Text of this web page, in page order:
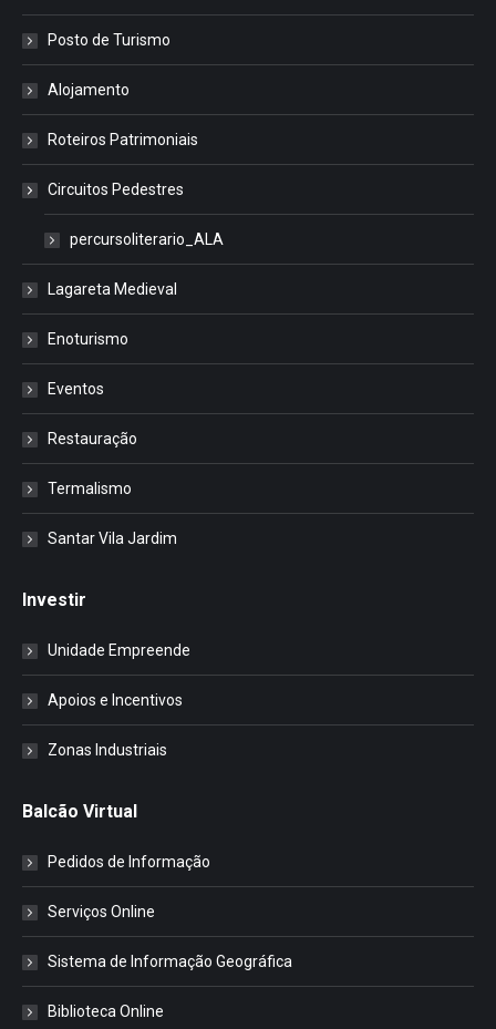
Posto de Turismo
Alojamento
Roteiros Patrimoniais
Circuitos Pedestres
percursoliterario_ALA
Lagareta Medieval
Enoturismo
Eventos
Restauração
Termalismo
Santar Vila Jardim
Investir
Unidade Empreende
Apoios e Incentivos
Zonas Industriais
Balcão Virtual
Pedidos de Informação
Serviços Online
Sistema de Informação Geográfica
Biblioteca Online